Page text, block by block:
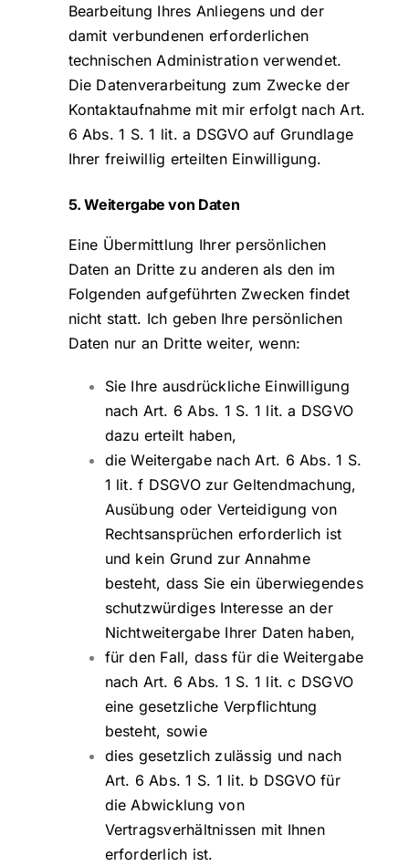
Bearbeitung Ihres Anliegens und der
damit verbundenen erforderlichen
technischen Administration verwendet.
Die Datenverarbeitung zum Zwecke der
Kontaktaufnahme mit mir erfolgt nach Art.
6 Abs. 1 S. 1 lit. a DSGVO auf Grundlage
Ihrer freiwillig erteilten Einwilligung.
5. Weitergabe von Daten
Eine Übermittlung Ihrer persönlichen
Daten an Dritte zu anderen als den im
Folgenden aufgeführten Zwecken findet
nicht statt. Ich geben Ihre persönlichen
Daten nur an Dritte weiter, wenn:
Sie Ihre ausdrückliche Einwilligung
nach Art. 6 Abs. 1 S. 1 lit. a DSGVO
dazu erteilt haben,
die Weitergabe nach Art. 6 Abs. 1 S.
1 lit. f DSGVO zur Geltendmachung,
Ausübung oder Verteidigung von
Rechtsansprüchen erforderlich ist
und kein Grund zur Annahme
besteht, dass Sie ein überwiegendes
schutzwürdiges Interesse an der
Nichtweitergabe Ihrer Daten haben,
für den Fall, dass für die Weitergabe
nach Art. 6 Abs. 1 S. 1 lit. c DSGVO
eine gesetzliche Verpflichtung
besteht, sowie
dies gesetzlich zulässig und nach
Art. 6 Abs. 1 S. 1 lit. b DSGVO für
die Abwicklung von
Vertragsverhältnissen mit Ihnen
erforderlich ist.